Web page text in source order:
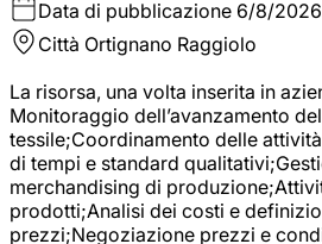
Data di pubblicazione 6/8/2026
Città Ortignano Raggiolo
La risorsa, una volta inserita in
Monitoraggio dell’avanzamento
tessile;Coordinamento delle
di tempi e standard
merchandising di
prodotti;Analisi dei costi e
prezzi;Negoziazione prezzi e